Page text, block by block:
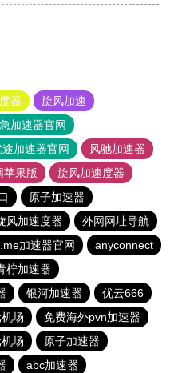
器
旋风加速
加速器官网
途加速器官网
风驰加速器
苹果版
旋风加速度器
原子加速器
风加速度器
外网网址导航
加速器官网
anyconnect
柠加速器
银河加速器
优云666
场
免费海外pvn加速器
场
原子加速器
abc加速器